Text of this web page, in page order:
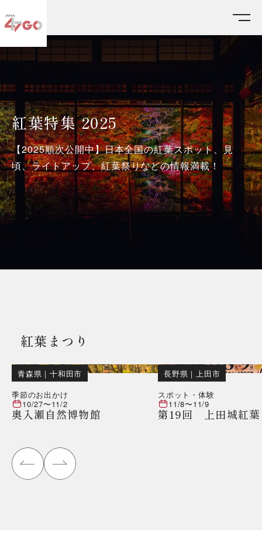
HOME 紅葉特集 2025
紅葉特集 2025
【2025順次公開中】日本全国の紅葉スポット、見
頃、ライトアップ、紅葉祭りなどの情報満載！
紅葉まつり
青森県 ｜十和田市
季節のお出かけ
10/27〜11/2
奥入瀬自然博物館
長野県 ｜
上田市
スポット・体験
11/8〜11/9
第19回 上田城紅葉